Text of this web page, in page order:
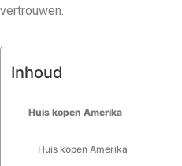
vertrouwen.
Inhoud
Huis kopen Amerika
Huis kopen Amerika